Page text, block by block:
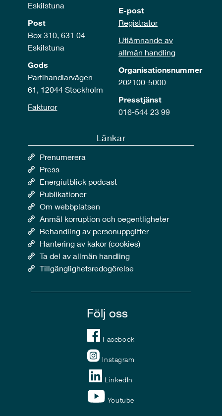
Eskilstuna
Post
Box 310, 631 04
Eskilstuna
Gods
Partihandlarvägen
61, 12044 Stockholm
Fakturor
E-post
Registrator
Utlämnande av
allmän handling
Organisationsnummer
202100-5000
Presstjänst
016-544 23 99
Länkar
Prenumerera
Press
Energiutblick podcast
Publikationer
Om webbplatsen
Anmäl korruption och oegentligheter
Behandling av personuppgifter
Hantering av kakor (cookies)
Ta del av allmän handling
Tillgänglighetsredogörelse
Följ oss
Facebook
Instagram
LinkedIn
Youtube